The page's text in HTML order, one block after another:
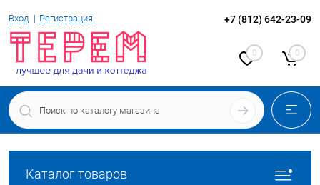
Вход Регистрация +7 (812) 642-23-09
0 0
Каталог товаров